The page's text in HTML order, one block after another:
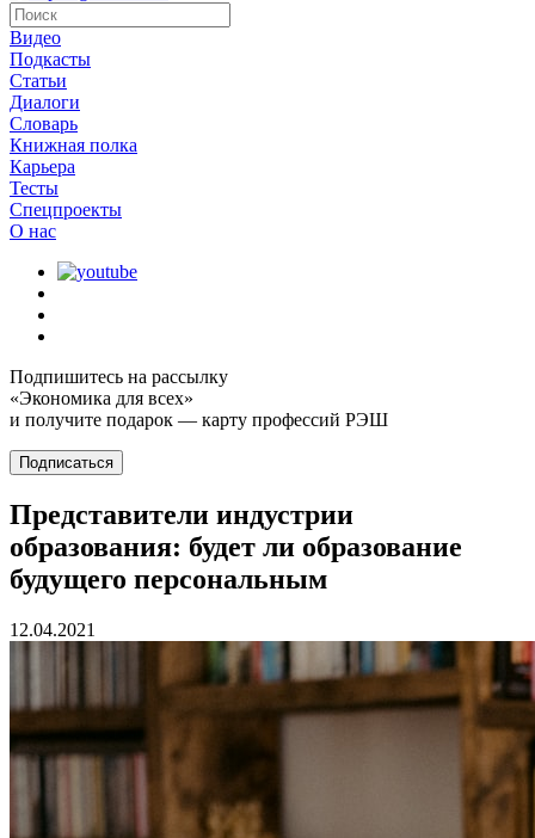
Видео
Подкасты
Статьи
Диалоги
Словарь
Книжная полка
Карьера
Тесты
Спецпроекты
О наc
Подпишитесь на рассылку
«Экономика для всех»
и получите подарок — карту профессий РЭШ
Подписаться
Представители индустрии
образования: будет ли образование
будущего персональным
12.04.2021